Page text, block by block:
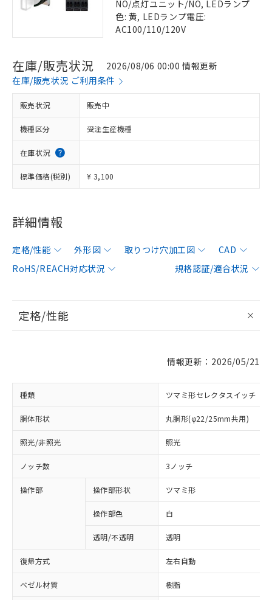
NO/点灯ユニット/NO, LEDランプ
色: 黄, LEDランプ電圧:
AC100/110/120V
在庫/販売状況
2026/08/06 00:00 情報更新
在庫/販売状況 ご利用条件
販売状況 販売中
機種区分 受注生産機種
在庫状況
標準価格(税別) ¥ 3,100
詳細情報
定格/性能 外形図 取りつけ穴加工図
CAD
RoHS/REACH対応状況
規格認証/適合状況
定格/性能
情報更新：2026/05/21
種類 ツマミ形セレクタスイッチ
胴体形状 丸胴形(φ22/25mm共用)
照光/非照光 照光
ノッチ数 3ノッチ
操作部 操作部形状 ツマミ形
操作部色 白
透明/不透明 透明
復帰方式 左右自動
ベゼル材質 樹脂